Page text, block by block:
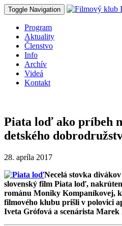
Toggle Navigation
Program
Aktuality
Členstvo
Info
Archív
Videá
Kontakt
Piata loď ako príbeh
detského
28. apríla 2017
Necelá stovka
slovenský film Piata loď,
románu Moniky Kompaníkovej,
filmového klubu prišli v polovici
Iveta Grófová a scenárista Marek